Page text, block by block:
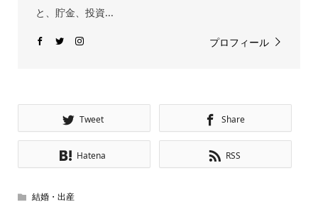
と、貯金、投資...
プロフィール
Tweet Share
Hatena RSS
結婚・出産